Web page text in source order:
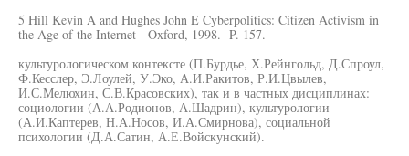
5 Hill Kevin A and Hughes John E Cyberpolitics: Citizen Activism in
the Age of the Internet - Oxford, 1998. -P. 157.
культурологическом контексте (П.Бурдье, Х.Рейнгольд, Д.Спроул,
Ф.Кесслер, Э.Лоулей, У.Эко, А.И.Ракитов, Р.И.Цвылев,
И.С.Мелюхин, С.В.Красовских), так и в частных дисциплинах:
социологии (А.А.Родионов, А.Шадрин), культурологии
(А.И.Каптерев, Н.А.Носов, И.А.Смирнова), социальной
психологии (Д.А.Сатин, А.Е.Войскунский).